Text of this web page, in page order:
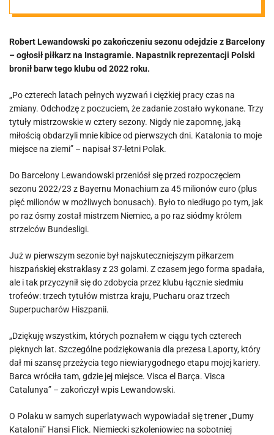
zmiany”
Robert Lewandowski po zakończeniu sezonu odejdzie z Barcelony
– ogłosił piłkarz na Instagramie. Napastnik reprezentacji Polski
bronił barw tego klubu od 2022 roku.
„Po czterech latach pełnych wyzwań i ciężkiej pracy czas na
zmiany. Odchodzę z poczuciem, że zadanie zostało wykonane. Trzy
tytuły mistrzowskie w cztery sezony. Nigdy nie zapomnę, jaką
miłością obdarzyli mnie kibice od pierwszych dni. Katalonia to moje
miejsce na ziemi” – napisał 37-letni Polak.
Do Barcelony Lewandowski przeniósł się przed rozpoczęciem
sezonu 2022/23 z Bayernu Monachium za 45 milionów euro (plus
pięć milionów w możliwych bonusach). Było to niedługo po tym, jak
po raz ósmy został mistrzem Niemiec, a po raz siódmy królem
strzelców Bundesligi.
Już w pierwszym sezonie był najskuteczniejszym piłkarzem
hiszpańskiej ekstraklasy z 23 golami. Z czasem jego forma spadała,
ale i tak przyczynił się do zdobycia przez klubu łącznie siedmiu
trofeów: trzech tytułów mistrza kraju, Pucharu oraz trzech
Superpucharów Hiszpanii.
„Dziękuję wszystkim, których poznałem w ciągu tych czterech
pięknych lat. Szczególne podziękowania dla prezesa Laporty, który
dał mi szansę przeżycia tego niewiarygodnego etapu mojej kariery.
Barca wróciła tam, gdzie jej miejsce. Visca el Barça. Visca
Catalunya” – zakończył wpis Lewandowski.
O Polaku w samych superlatywach wypowiadał się trener „Dumy
Katalonii” Hansi Flick. Niemiecki szkoleniowiec na sobotniej